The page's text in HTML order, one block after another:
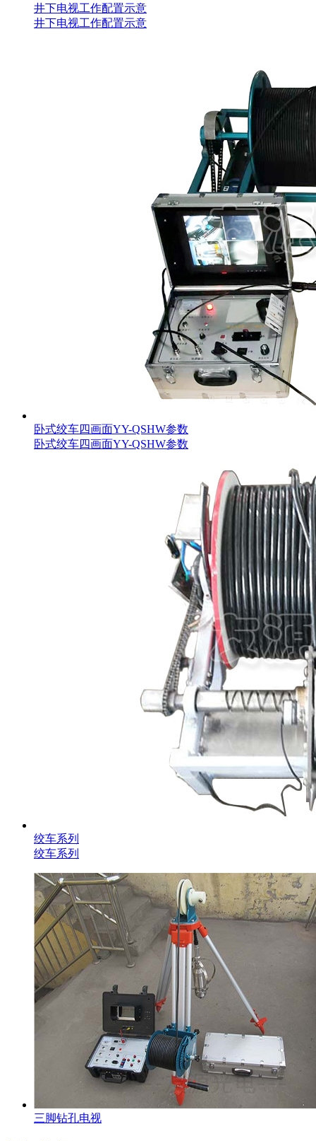
井下电视工作配置示意
井下电视工作配置示意
卧式绞车四画面YY-QSHW参数
卧式绞车四画面YY-QSHW参数
绞车系列
绞车系列
三脚钻孔电视